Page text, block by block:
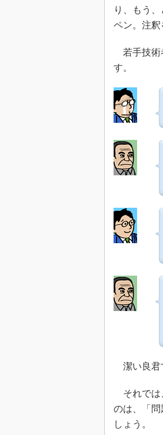
り、もう
ペン。注
若手技術
す。
潔い良君
それでは
のは、「問
しょう。